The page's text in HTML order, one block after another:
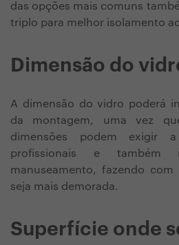
das opções mais comuns
triplo para melhor isolamento
Dimensão do
A dimensão do vidro poderá
da montagem, uma vez
dimensões podem exigir
profissionais e também
manuseamento, fazendo
seja mais demorada.
Superfície onde